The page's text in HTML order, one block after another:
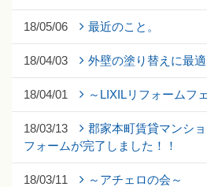
18/05/06 最近のこと。
18/04/03 外壁の塗り替えに最
18/04/01 ～LIXILリフォームフ
18/03/13
郡家本町賃貸マンシ
フォームが完了しました！！
18/03/11 ～アチェロの会～